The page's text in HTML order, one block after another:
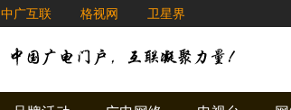
中广互联 格视网 卫星界